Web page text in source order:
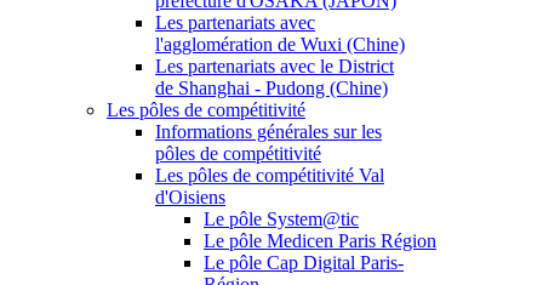
Les partenariats avec
l'agglomération de Wuxi (Chine)
Les partenariats avec le District
de Shanghai - Pudong (Chine)
Les pôles de compétitivité
Informations générales sur les
pôles de compétitivité
Les pôles de compétitivité Val
d'Oisiens
Le pôle System@tic
Le pôle Medicen Paris Région
Le pôle Cap Digital Paris-